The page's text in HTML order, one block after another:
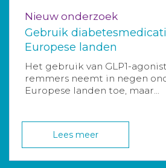
Nieuw onderzoek
Gebruik
Europese landen
Het gebruik van GLP1-
remmers neemt in negen
Europese landen toe, maar...
Lees meer